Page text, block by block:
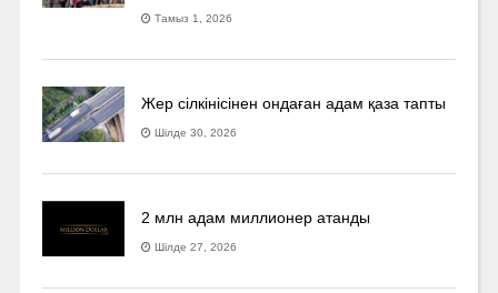
Тамыз 1, 2026
Жер сілкінісінен ондаған адам қаза тапты
Шілде 30, 2026
2 млн адам миллионер атанды
Шілде 27, 2026